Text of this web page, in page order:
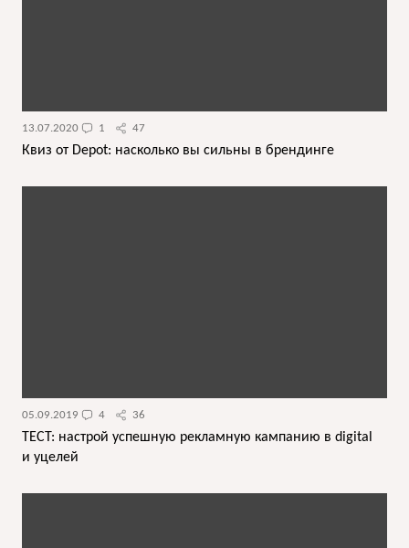
13.07.2020 1 47
Квиз от Depot: насколько вы сильны в брендинге
05.09.2019 4 36
ТЕСТ: настрой успешную рекламную кампанию в digital
и уцелей